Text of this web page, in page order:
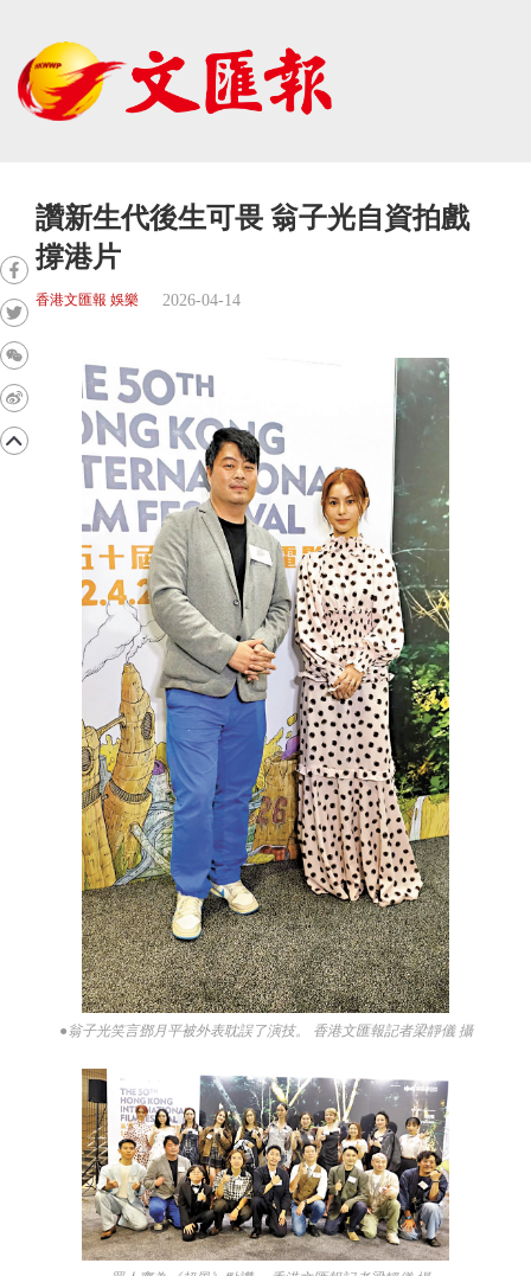
讚新生代後生可畏 翁子光自資拍戲
撐港片
香港文匯報 娛樂 2026-04-14
●翁子光笑言鄧月平被外表耽誤了演技。 香港文匯報記者梁靜儀 攝